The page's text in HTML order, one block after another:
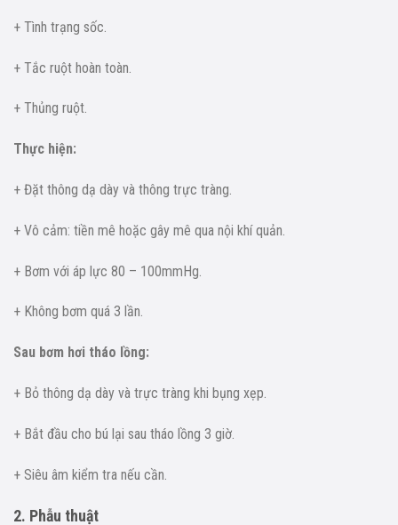
+ Tình trạng sốc.
+ Tắc ruột hoàn toàn.
+ Thủng ruột.
Thực hiện:
+ Đặt thông dạ dày và thông trực tràng.
+ Vô cảm: tiền mê hoặc gây mê qua nội khí quản.
+ Bơm với áp lực 80 – 100mmHg.
+ Không bơm quá 3 lần.
Sau bơm hơi tháo lồng:
+ Bỏ thông dạ dày và trực tràng khi bụng xẹp.
+ Bắt đầu cho bú lại sau tháo lồng 3 giờ.
+ Siêu âm kiểm tra nếu cần.
2. Phẫu thuật